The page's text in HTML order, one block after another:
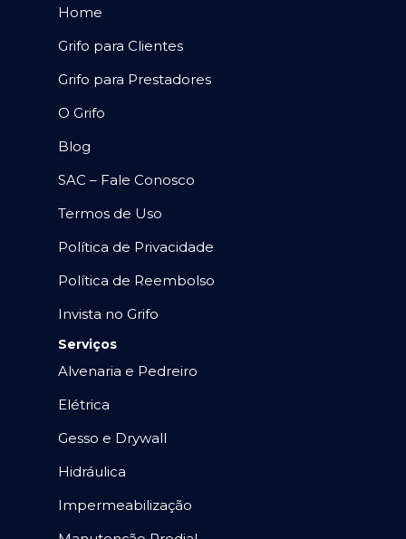
Home
Grifo para Clientes
Grifo para Prestadores
O Grifo
Blog
SAC – Fale Conosco
Termos de Uso
Política de Privacidade
Política de Reembolso
Invista no Grifo
Serviços
Alvenaria e Pedreiro
Elétrica
Gesso e Drywall
Hidráulica
Impermeabilização